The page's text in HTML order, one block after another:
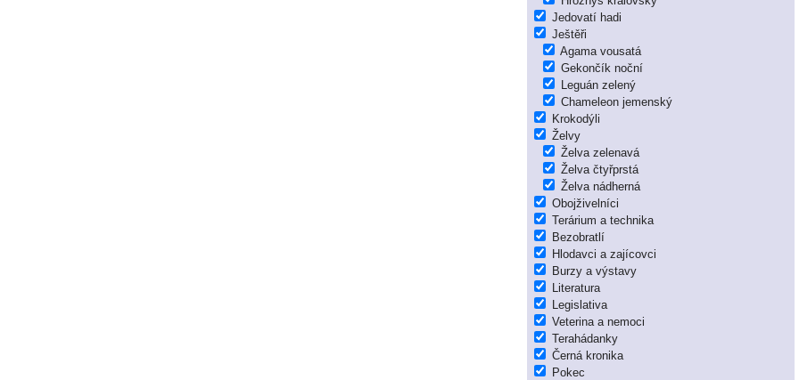
Jedovatí hadi
Ještěři
Agama vousatá
Gekončík noční
Leguán zelený
Chameleon jemenský
Krokodýli
Želvy
Želva zelenavá
Želva čtyřprstá
Želva nádherná
Obojživelníci
Terárium a technika
Bezobratlí
Hlodavci a zajícovci
Burzy a výstavy
Literatura
Legislativa
Veterina a nemoci
Terahádanky
Černá kronika
Pokec